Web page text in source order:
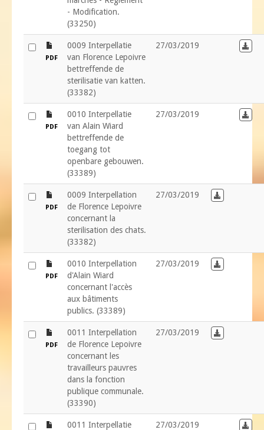
- Modification.
(33250)
PDF
0009 Interpellatie
van Florence Lepoivre
bettreffende de
sterilisatie van katten.
(33382)
27/03/2019
PDF
0010 Interpellatie
van Alain Wiard
bettreffende de
toegang tot
openbare gebouwen.
(33389)
27/03/2019
PDF
0009 Interpellation
de Florence Lepoivre
concernant la
sterilisation des chats.
(33382)
27/03/2019 Download in
PDF
0010 Interpellation
d'Alain Wiard
concernant l'accès
aux bâtiments
publics. (33389)
27/03/2019 Download in
PDF
0011 Interpellation
de Florence Lepoivre
concernant les
travailleurs pauvres
dans la fonction
publique communale.
(33390)
27/03/2019 Download in
0011 Interpellatie
27/03/2019